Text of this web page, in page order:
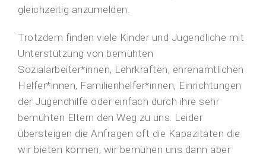
gleichzeitig anzumelden.
Trotzdem finden viele Kinder und Jugendliche mit
Unterstützung von bemühten
Sozialarbeiter*innen, Lehrkräften, ehrenamtlichen
Helfer*innen, Familienhelfer*innen, Einrichtungen
der Jugendhilfe oder einfach durch ihre sehr
bemühten Eltern den Weg zu uns. Leider
übersteigen die Anfragen oft die Kapazitäten die
wir bieten können, wir bemühen uns dann aber